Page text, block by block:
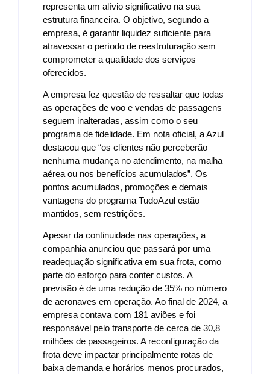
representa um alívio significativo na sua
estrutura financeira. O objetivo, segundo a
empresa, é garantir liquidez suficiente para
atravessar o período de reestruturação sem
comprometer a qualidade dos serviços
oferecidos.
A empresa fez questão de ressaltar que todas
as operações de voo e vendas de passagens
seguem inalteradas, assim como o seu
programa de fidelidade. Em nota oficial, a Azul
destacou que “os clientes não perceberão
nenhuma mudança no atendimento, na malha
aérea ou nos benefícios acumulados”. Os
pontos acumulados, promoções e demais
vantagens do programa TudoAzul estão
mantidos, sem restrições.
Apesar da continuidade nas operações, a
companhia anunciou que passará por uma
readequação significativa em sua frota, como
parte do esforço para conter custos. A
previsão é de uma redução de 35% no número
de aeronaves em operação. Ao final de 2024, a
empresa contava com 181 aviões e foi
responsável pelo transporte de cerca de 30,8
milhões de passageiros. A reconfiguração da
frota deve impactar principalmente rotas de
baixa demanda e horários menos procurados,